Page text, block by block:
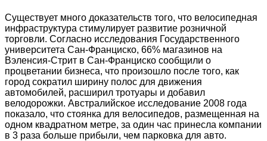
Существует много доказательств того, что велосипедная
инфраструктура стимулирует развитие розничной
торговли. Согласно исследования Государственного
университета Сан-Франциско, 66% магазинов на
Вэленсия-Стрит в Сан-Франциско сообщили о
процветании бизнеса, что произошло после того, как
город сократил ширину полос для движения
автомобилей, расширил тротуары и добавил
велодорожки. Австралийское исследование 2008 года
показало, что стоянка для велосипедов, размещенная на
одном квадратном метре, за один час принесла компании
в 3 раза больше прибыли, чем парковка для авто.